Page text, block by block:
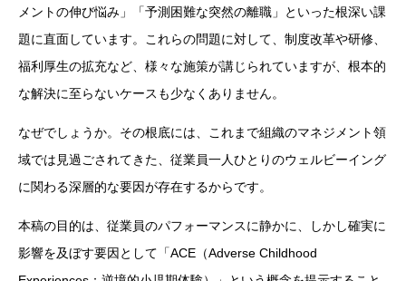
メントの伸び悩み」「予測困難な突然の離職」といった根深い課
題に直面しています。これらの問題に対して、制度改革や研修、
福利厚生の拡充など、様々な施策が講じられていますが、根本的
な解決に至らないケースも少なくありません。
なぜでしょうか。その根底には、これまで組織のマネジメント領
域では見過ごされてきた、従業員一人ひとりのウェルビーイング
に関わる深層的な要因が存在するからです。
本稿の目的は、従業員のパフォーマンスに静かに、しかし確実に
影響を及ぼす要因として「ACE（Adverse Childhood